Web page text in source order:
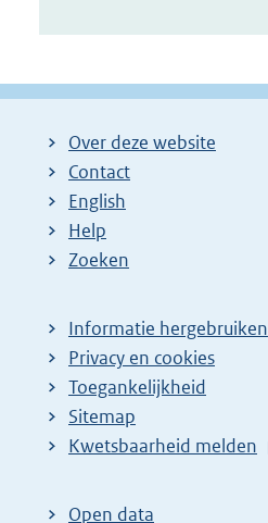
Over deze website
Contact
English
Help
Zoeken
Informatie hergebruiken
Privacy en cookies
Toegankelijkheid
Sitemap
E
t
Kwetsbaarheid melden
Open data